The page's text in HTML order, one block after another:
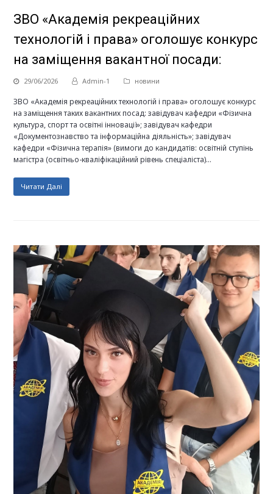
ЗВО «Академія рекреаційних
технологій і права» оголошує конкурс
на заміщення вакантної посади:
29/06/2026 Admin-1 новини
ЗВО «Академія рекреаційних технологій і права» оголошує конкурс
на заміщення таких вакантних посад: завідувач кафедри «Фізична
культура, спорт та освітні інновації»; завідувач кафедри
«Документознавство та інформаційна діяльність»; завідувач
кафедри «Фізична терапія» (вимоги до кандидатів: освітній ступінь
магістра (освітньо-кваліфікаційний рівень спеціаліста)…
Читати Далі